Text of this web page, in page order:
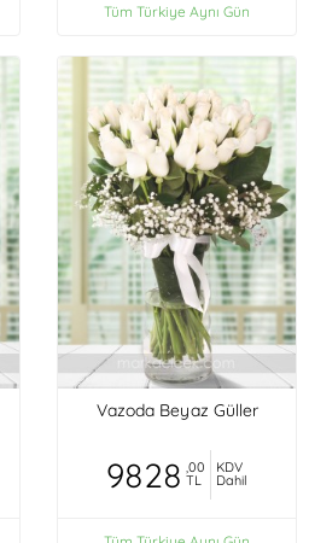
Tüm Türkiye Aynı Gün
Vazoda Beyaz Güller
9828 ,00
TL
KDV
Dahil